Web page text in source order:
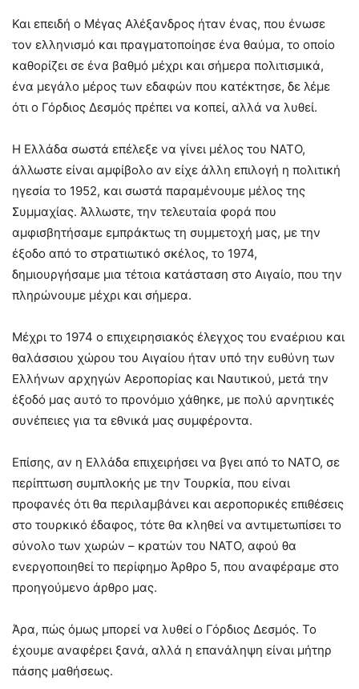
Και επειδή ο Μέγας Αλέξανδρος ήταν ένας, που ένωσε
τον ελληνισμό και πραγματοποίησε ένα θαύμα, το οποίο
καθορίζει σε ένα βαθμό μέχρι και σήμερα πολιτισμικά,
ένα μεγάλο μέρος των εδαφών που κατέκτησε, δε λέμε
ότι ο Γόρδιος Δεσμός πρέπει να κοπεί, αλλά να λυθεί.
Η Ελλάδα σωστά επέλεξε να γίνει μέλος του NATO,
άλλωστε είναι αμφίβολο αν είχε άλλη επιλογή η πολιτική
ηγεσία το 1952, και σωστά παραμένουμε μέλος της
Συμμαχίας. Άλλωστε, την τελευταία φορά που
αμφισβητήσαμε εμπράκτως τη συμμετοχή μας, με την
έξοδο από το στρατιωτικό σκέλος, το 1974,
δημιουργήσαμε μια τέτοια κατάσταση στο Αιγαίο, που την
πληρώνουμε μέχρι και σήμερα.
Μέχρι το 1974 ο επιχειρησιακός έλεγχος του εναέριου και
θαλάσσιου χώρου του Αιγαίου ήταν υπό την ευθύνη των
Ελλήνων αρχηγών Αεροπορίας και Ναυτικού, μετά την
έξοδό μας αυτό το προνόμιο χάθηκε, με πολύ αρνητικές
συνέπειες για τα εθνικά μας συμφέροντα.
Επίσης, αν η Ελλάδα επιχειρήσει να βγει από το NATO, σε
περίπτωση συμπλοκής με την Τουρκία, που είναι
προφανές ότι θα περιλαμβάνει και αεροπορικές επιθέσεις
στο τουρκικό έδαφος, τότε θα κληθεί να αντιμετωπίσει το
σύνολο των χωρών – κρατών του NATO, αφού θα
ενεργοποιηθεί το περίφημο Άρθρο 5, που αναφέραμε στο
προηγούμενο άρθρο μας.
Άρα, πώς όμως μπορεί να λυθεί ο Γόρδιος Δεσμός. Το
έχουμε αναφέρει ξανά, αλλά η επανάληψη είναι μήτηρ
πάσης μαθήσεως.